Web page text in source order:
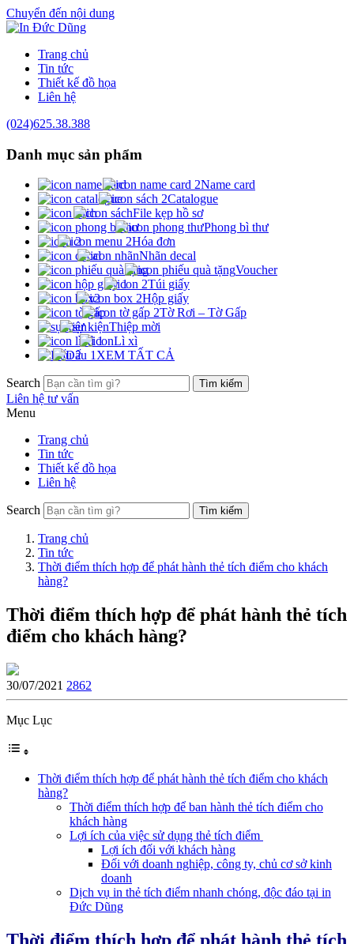
Chuyển đến nội dung
Trang chủ
Tin tức
Thiết kế đồ họa
Liên hệ
(024)625.38.388
Danh mục sản phẩm
Name card
Catalogue
File kẹp hồ sơ
Phong bì thư
Hóa đơn
Nhãn decal
Voucher
Túi giấy
Hộp giấy
Tờ Rơi – Tờ Gấp
Thiệp mời
Lì xì
XEM TẤT CẢ
Search
Liên hệ tư vấn
Menu
Trang chủ
Tin tức
Thiết kế đồ họa
Liên hệ
Search
Trang chủ
Tin tức
Thời điểm thích hợp để phát hành thẻ tích điểm cho khách
hàng?
Thời điểm thích hợp để phát hành thẻ tích
điểm cho khách hàng?
30/07/2021 2862
Mục Lục
Thời điểm thích hợp để phát hành thẻ tích điểm cho khách
hàng?
Thời điểm thích hợp để ban hành thẻ tích điểm cho
khách hàng
Lợi ích của việc sử dụng thẻ tích điểm
Lợi ích đối với khách hàng
Đối với doanh nghiệp, công ty, chủ cơ sở kinh
doanh
Dịch vụ in thẻ tích điểm nhanh chóng, độc đáo tại in
Đức Dũng